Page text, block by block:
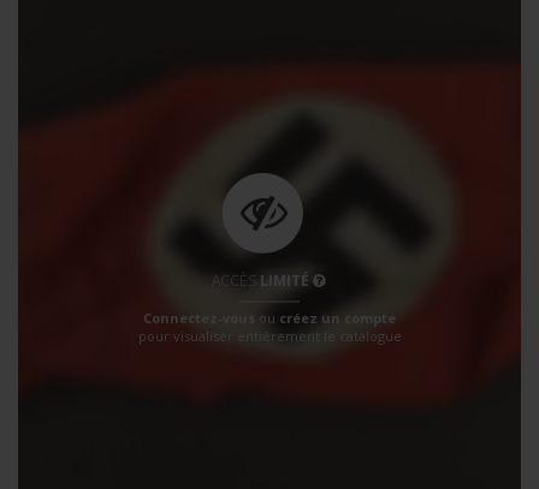
ACCÈS LIMITÉ
Connectez-vous ou créez un compte
pour visualiser entièrement le catalogue